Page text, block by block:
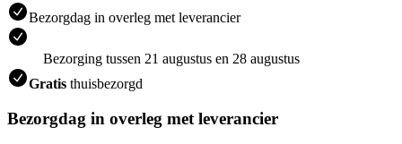
Bezorgdag in overleg met leverancier
Bezorging tussen 21 augustus en 28 augustus
Gratis thuisbezorgd
Bezorgdag in overleg met leverancier